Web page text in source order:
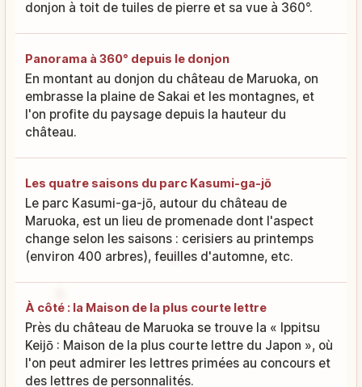
donjon à toit de tuiles de pierre et sa vue à 360°.
Panorama à 360° depuis le donjon
En montant au donjon du château de Maruoka, on
embrasse la plaine de Sakai et les montagnes, et
l'on profite du paysage depuis la hauteur du
château.
Les quatre saisons du parc Kasumi-ga-jō
Le parc Kasumi-ga-jō, autour du château de
Maruoka, est un lieu de promenade dont l'aspect
change selon les saisons : cerisiers au printemps
(environ 400 arbres), feuilles d'automne, etc.
À côté : la Maison de la plus courte lettre
Près du château de Maruoka se trouve la « Ippitsu
Keijō : Maison de la plus courte lettre du Japon », où
l'on peut admirer les lettres primées au concours et
des lettres de personnalités.